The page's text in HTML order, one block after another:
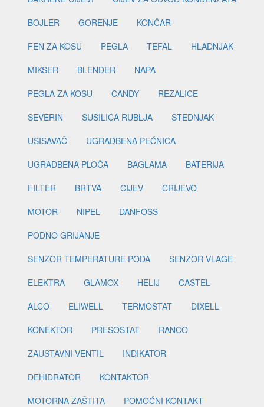
BOJLER
GORENJE
KONČAR
FEN ZA KOSU
PEGLA TEFAL
HLADNJAK
MIKSER
BLENDER
NAPA
PEGLA ZA KOSU
CANDY
REZALICE
SEVERIN
SUŠILICA RUBLJA
ŠTEDNJAK
USISAVAČ
UGRADBENA PEĆNICA
UGRADBENA PLOČA
BAGLAMA
BATERIJA
FILTER
BRTVA CIJEV
CRIJEVO
MOTOR
NIPEL
DANFOSS
PODNO GRIJANJE
SENZOR TEMPERATURE PODA
SENZOR VLAGE
ELEKTRA
GLAMOX HELIJ
CASTEL
ALCO
ELIWELL TERMOSTAT
DIXELL
KONEKTOR
PRESOSTAT
RANCO
ZAUSTAVNI VENTIL
INDIKATOR
DEHIDRATOR
KONTAKTOR
MOTORNA ZAŠTITA
POMOĆNI KONTAKT